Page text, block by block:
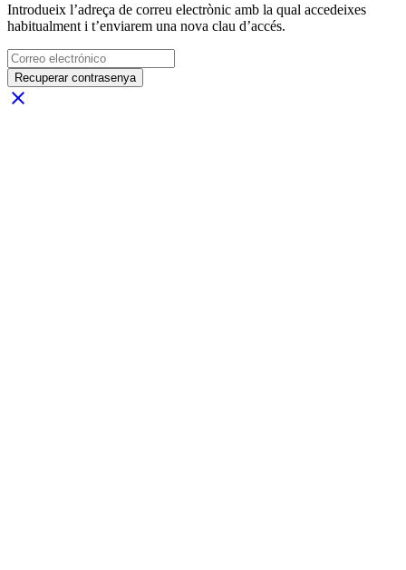
Introdueix l’adreça de correu electrònic amb la qual accedeixes
habitualment i t’enviarem una nova clau d’accés.
Recuperar contrasenya
close